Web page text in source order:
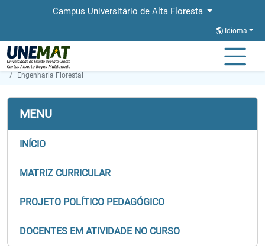
Campus Universitário de Alta Floresta
Idioma
Página Inicial
Engenharia Florestal
MENU
INÍCIO
MATRIZ CURRICULAR
PROJETO POLÍTICO PEDAGÓGICO
DOCENTES EM ATIVIDADE NO CURSO